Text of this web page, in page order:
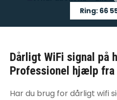
Ring: 66
Dårligt WiFi signal på
Professionel hjælp fra
Har du brug for dårligt wifi